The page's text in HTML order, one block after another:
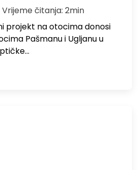
čitanja: 2min
projekt na otocima donosi
Pašmanu i Ugljanu u